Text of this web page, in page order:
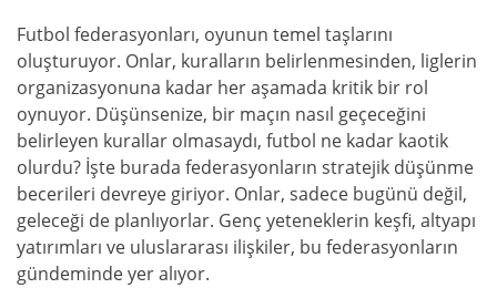
Futbol federasyonları, oyunun temel taşlarını
oluşturuyor. Onlar, kuralların belirlenmesinden, liglerin
organizasyonuna kadar her aşamada kritik bir rol
oynuyor. Düşünsenize, bir maçın nasıl geçeceğini
belirleyen kurallar olmasaydı, futbol ne kadar kaotik
olurdu? İşte burada federasyonların stratejik düşünme
becerileri devreye giriyor. Onlar, sadece bugünü değil,
geleceği de planlıyorlar. Genç yeteneklerin keşfi, altyapı
yatırımları ve uluslararası ilişkiler, bu federasyonların
gündeminde yer alıyor.